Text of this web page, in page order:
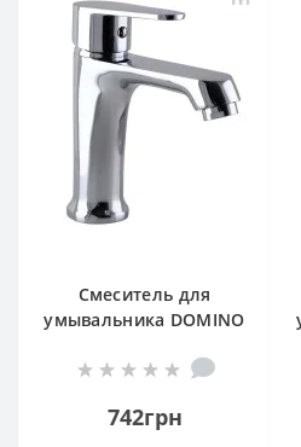
Смеситель для
умывальника DOMINO
742грн